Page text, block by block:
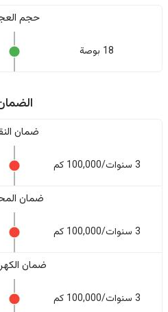
حجم
18 بوصة
ضمان
3 سنوات/100,000 كم
ضمان
3 سنوات/100,000 كم
ضمان
3 سنوات/100,000 كم